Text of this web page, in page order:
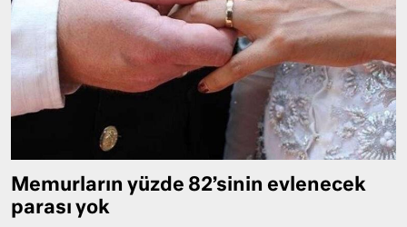
Memurların yüzde 82’sinin evlenecek
parası yok